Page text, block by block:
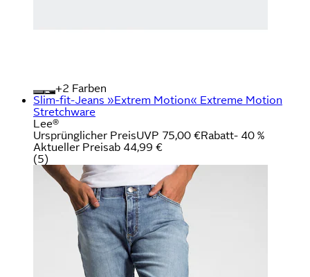
+
Farben
Slim-fit-Jeans »Extrem Motion« Extreme Motion
Stretchware
Lee®
Ursprünglicher PreisUVP 75,00 €Rabatt- 40 %
Aktueller Preisab 44,99 €
(5)